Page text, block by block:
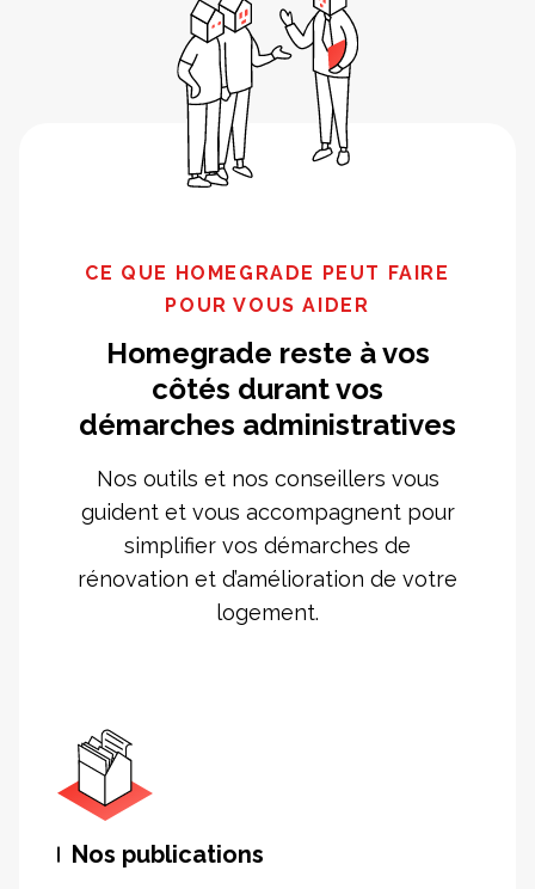
CE QUE HOMEGRADE PEUT FAIRE
POUR VOUS AIDER
Homegrade reste à vos
côtés durant vos
démarches administratives
Nos outils et nos conseillers vous
guident et vous accompagnent pour
simplifier vos démarches de
rénovation et d’amélioration de votre
logement.
Nos publications